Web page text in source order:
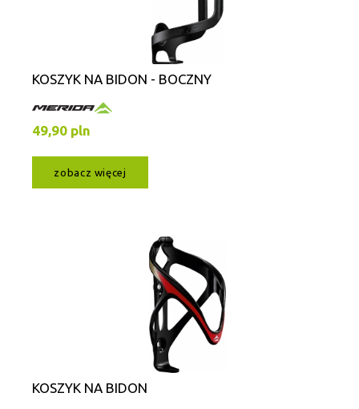
KOSZYK NA BIDON - BOCZNY
49,90 pln
zobacz więcej
KOSZYK NA BIDON